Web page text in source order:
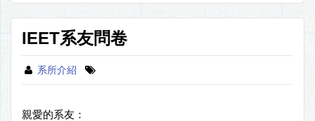
IEET系友問卷
系所介紹
親愛的系友：